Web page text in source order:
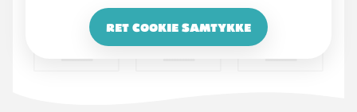
RET COOKIE SAMTYKKE